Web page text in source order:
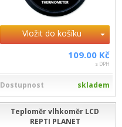
Vložit do košíku
109.00 Kč
s DPH
Dostupnost skladem
Teploměr vlhkoměr LCD
REPTI PLANET